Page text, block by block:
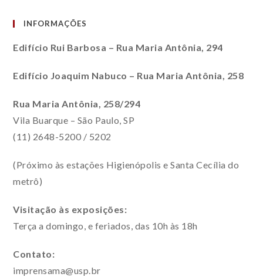
INFORMAÇÕES
Edifício Rui Barbosa – Rua Maria Antônia, 294
Edifício Joaquim Nabuco – Rua Maria Antônia, 258
Rua Maria Antônia, 258/294
Vila Buarque – São Paulo, SP
(11) 2648-5200 / 5202
(Próximo às estações Higienópolis e Santa Cecília do
metrô)
Visitação às exposições:
Terça a domingo, e feriados, das 10h às 18h
Contato:
imprensama@usp.br